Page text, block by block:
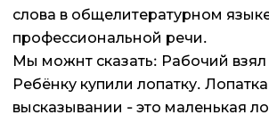
слова в общелитературном
профессиональной речи.
Мы можнт сказать: Рабочий взял
Ребёнку купили лопатку.
высказывании - это маленькая